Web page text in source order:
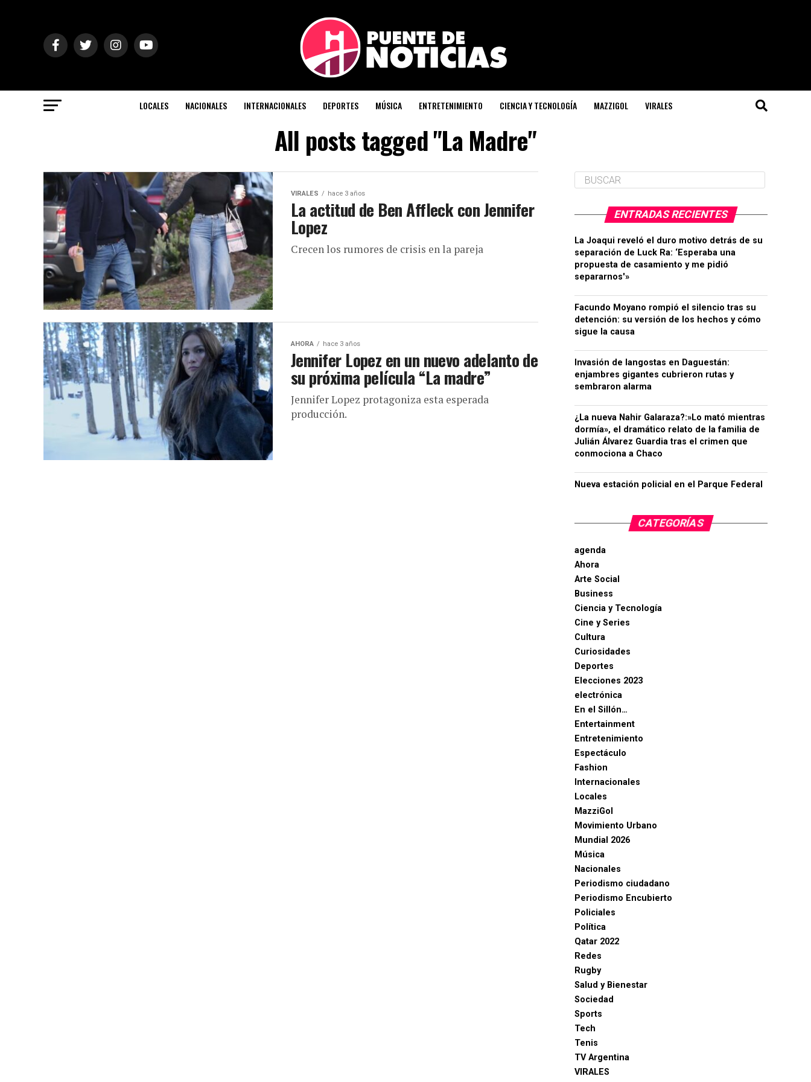
LOCALES NACIONALES INTERNACIONALES DEPORTES MÚSICA ENTRETENIMIENTO CIENCIA Y TECNOLOGÍA MAZZIGOL VIRALES
All posts tagged "La Madre"
VIRALES hace 3 años
La actitud de Ben Affleck con Jennifer
Lopez
Crecen los rumores de crisis en la pareja
AHORA hace 3 años
Jennifer Lopez en un nuevo adelanto de
su próxima película “La madre”
Jennifer Lopez protagoniza esta esperada
producción.
ENTRADAS RECIENTES
La Joaqui reveló el duro motivo detrás de su
separación de Luck Ra: ‘Esperaba una
propuesta de casamiento y me pidió
separarnos'»
Facundo Moyano rompió el silencio tras su
detención: su versión de los hechos y cómo
sigue la causa
Invasión de langostas en Daguestán:
enjambres gigantes cubrieron rutas y
sembraron alarma
¿La nueva Nahir Galaraza?:»Lo mató mientras
dormía», el dramático relato de la familia de
Julián Álvarez Guardia tras el crimen que
conmociona a Chaco
Nueva estación policial en el Parque Federal
CATEGORÍAS
agenda
Ahora
Arte Social
Business
Ciencia y Tecnología
Cine y Series
Cultura
Curiosidades
Deportes
Elecciones 2023
electrónica
En el Sillón…
Entertainment
Entretenimiento
Espectáculo
Fashion
Internacionales
Locales
MazziGol
Movimiento Urbano
Mundial 2026
Música
Nacionales
Periodismo ciudadano
Periodismo Encubierto
Policiales
Política
Qatar 2022
Redes
Rugby
Salud y Bienestar
Sociedad
Sports
Tech
Tenis
TV Argentina
VIRALES